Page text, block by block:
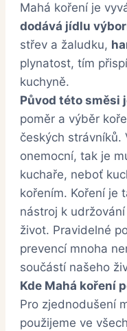
Mahá koření je
dodává jídlu
střev a žaludku,
plynatost, tím
kuchyně.
Původ této směsi
poměr a výběr
českých strávníků.
onemocní, tak je
kuchaře, neboť
kořením. Koření je
nástroj k
život. Pravidelné
prevencí mnoha
součástí našeho
Kde Mahá koření
Pro zjednodušení
použijeme ve